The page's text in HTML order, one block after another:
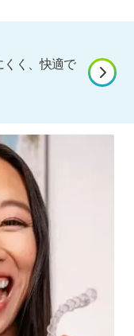
くく、快適で
独自